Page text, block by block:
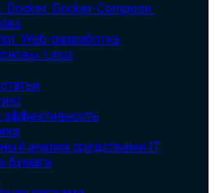
Docker. Docker-Compose.
Web-разработка
Linux
эффективность
анализ средствами IT
бумаги